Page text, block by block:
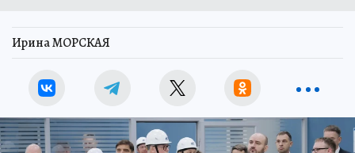
Ирина МОРСКАЯ